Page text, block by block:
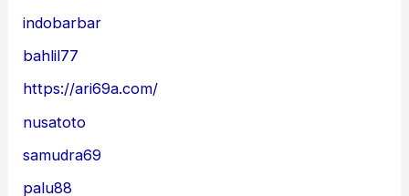
indobarbar
bahlil77
https://ari69a.com/
nusatoto
samudra69
palu88